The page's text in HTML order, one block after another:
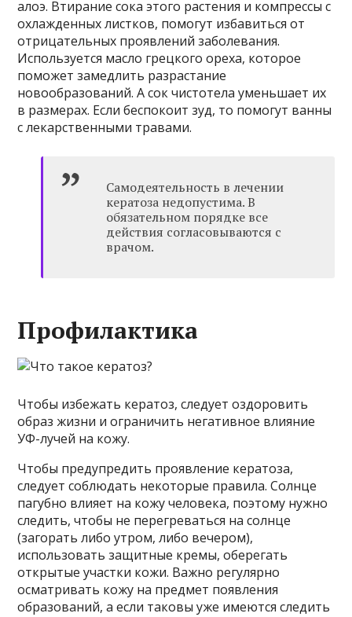
алоэ. Втирание сока этого растения и компрессы с
охлажденных листков, помогут избавиться от
отрицательных проявлений заболевания.
Используется масло грецкого ореха, которое
поможет замедлить разрастание
новообразований. А сок чистотела уменьшает их
в размерах. Если беспокоит зуд, то помогут ванны
с лекарственными травами.
Самодеятельность в лечении
кератоза недопустима. В
обязательном порядке все
действия согласовываются с
врачом.
Профилактика
Чтобы избежать кератоз, следует оздоровить
образ жизни и ограничить негативное влияние
УФ-лучей на кожу.
Чтобы предупредить проявление кератоза,
следует соблюдать некоторые правила. Солнце
пагубно влияет на кожу человека, поэтому нужно
следить, чтобы не перегреваться на солнце
(загорать либо утром, либо вечером),
использовать защитные кремы, оберегать
открытые участки кожи. Важно регулярно
осматривать кожу на предмет появления
образований, а если таковы уже имеются следить